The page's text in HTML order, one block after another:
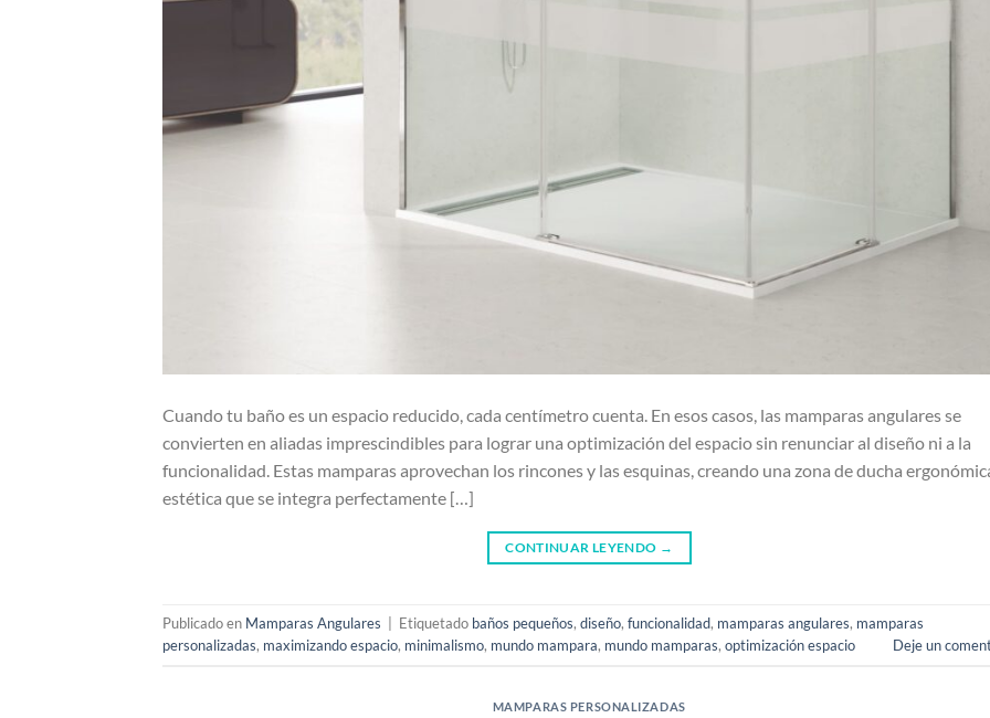
Cuando tu baño es un espacio reducido, cada centímetro cuenta. En esos casos, las mamparas angulares se
convierten en aliadas imprescindibles para lograr una optimización del espacio sin renunciar al diseño ni a la
funcionalidad. Estas mamparas aprovechan los rincones y las esquinas, creando una zona de ducha
estética que se integra perfectamente […]
CONTINUAR LEYENDO →
Publicado en Mamparas Angulares Etiquetado baños pequeños, diseño, funcionalidad, mamparas angulares, mamparas
personalizadas, maximizando espacio, minimalismo, mundo mampara, mundo mamparas, optimización espacio Deje un
MAMPARAS PERSONALIZADAS